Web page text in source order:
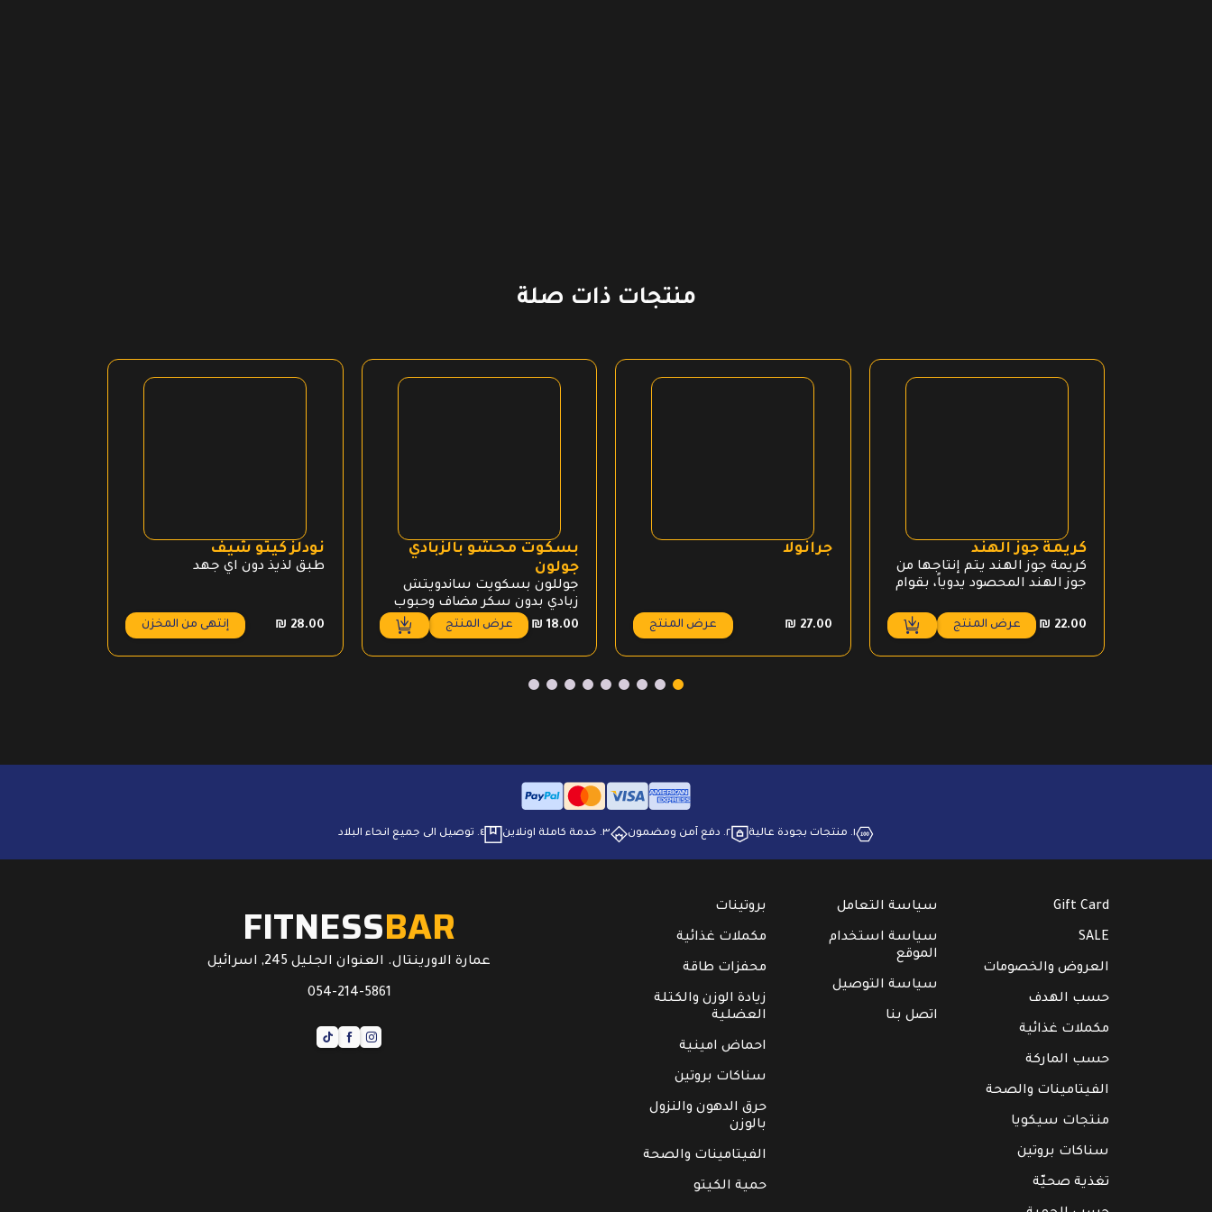
منتجات ذات صلة
كريمة جوز الهند
كريمة جوز الهند يتم إنتاجها من
جوز الهند المحصود يدوياً، بقوام
الأطعمة والأطباق الآسيوية
والنباتية كبديل للكريمة . لا
يحتوي على منتجات حيوانية
₪ 22.00 عرض المنتج
جرانولا
₪ 27.00 عرض المنتج
بسكوت محشو بالزبادي
جولون
جوللون بسكويت ساندويتش
زبادي بدون سكر مضاف وحبوب
كاملة ₪ 18.00 عرض المنتج
نودلز كيتو شيف
طبق لذيذ دون اي جهد
₪ 28.00 إنتهى من المخزن
١. منتجات بجودة عالية ٢. ⁠دفع آمن ومضمون ٣. ⁠خدمة كاملة اونلاين ٤. ⁠توصيل الى جميع انحاء البلاد
Gift Card
SALE
العروض والخصومات
حسب الهدف
مكملات غذائية
حسب الماركة
الفيتامينات والصحة
منتجات سيكويا
سناكات بروتين
تغذية صحيّة
سياسة التعامل
سياسة استخدام
الموقع
سياسة التوصيل
اتصل بنا
بروتينات
مكملات غذائية
محفزات طاقة
زيادة الوزن والكتلة
العضلية
احماض امينية
سناكات بروتين
حرق الدهون والنزول
بالوزن
الفيتامينات والصحة
حمية الكيتو
FITNESSBAR
عمارة الاورينتال. العنوان الجليل 245, اسرائيل
054-214-5861